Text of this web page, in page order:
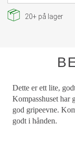
20+ på lager
Dette er ett lite,
Kompasshuset har
god gripeevne.
godt i hånden.